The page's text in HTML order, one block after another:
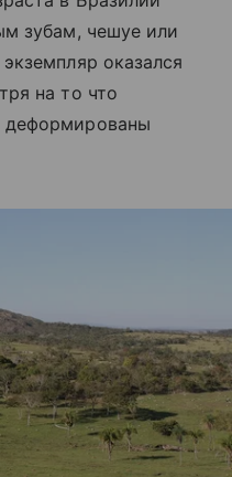
зубам, чешуе или
оказался
на то что